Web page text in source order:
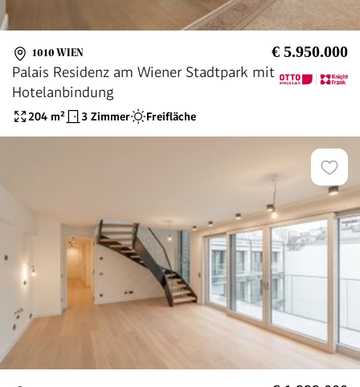
1010 WIEN € 5.950.000
Palais Residenz am Wiener Stadtpark mit
Hotelanbindung
204 m² 3 Zimmer Freifläche